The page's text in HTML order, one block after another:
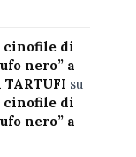
cinofile di
nero” a
su
cinofile di
nero” a